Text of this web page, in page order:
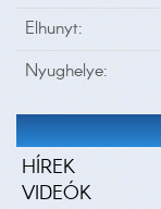
Elhunyt:
Nyughelye:
HÍREK
VIDEÓK